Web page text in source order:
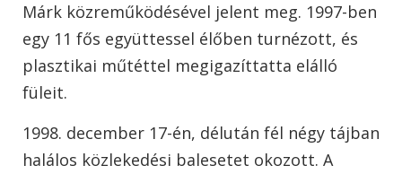
Márk közreműködésével jelent meg. 1997-ben
egy 11 fős együttessel élőben turnézott, és
plasztikai műtéttel megigazíttatta elálló
füleit.
1998. december 17-én, délután fél négy tájban
halálos közlekedési balesetet okozott. A